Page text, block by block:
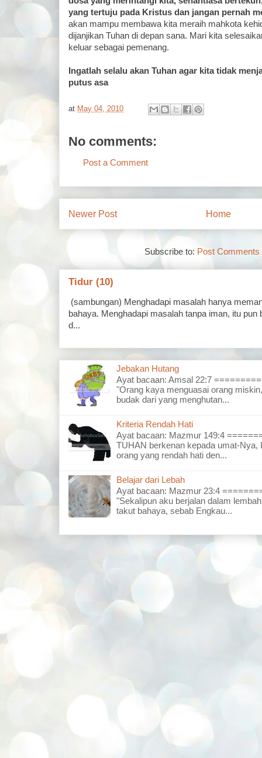
yang tertuju pada Kristus dan jangan pernah
akan mampu membawa kita meraih mahkota
dijanjikan Tuhan di depan sana. Mari kita
keluar sebagai pemenang.
Ingatlah selalu akan Tuhan agar kita tidak
putus asa
at May 04, 2010
No comments:
Post a Comment
Newer Post Home
Subscribe to: Post Comments
Tidur (10)
(sambungan) Menghadapi masalah hanya
bahaya. Menghadapi masalah tanpa iman, itu
d...
Jebakan Hutang
Ayat bacaan: Amsal 22:7
"Orang kaya menguasai orang
budak dari yang menghutan...
Kriteria Rendah Hati
Ayat bacaan: Mazmur 149:4
TUHAN berkenan kepada umat-Nya,
orang yang rendah hati den...
Belajar dari Lebah
Ayat bacaan: Mazmur 23:4
"Sekalipun aku berjalan dalam
takut bahaya, sebab Engkau...